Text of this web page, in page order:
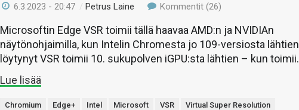
6.3.2023 - 20:47 /Petrus Laine Kommentit (26)
Microsoftin Edge VSR toimii tällä haavaa AMD:n ja NVIDIAn
näytönohjaimilla, kun Intelin Chromesta jo 109-versiosta lähtien
löytynyt VSR toimii 10. sukupolven iGPU:sta lähtien – kun toimii.
Lue lisää
Chromium Edge+ Intel Microsoft VSR Virtual Super Resolution